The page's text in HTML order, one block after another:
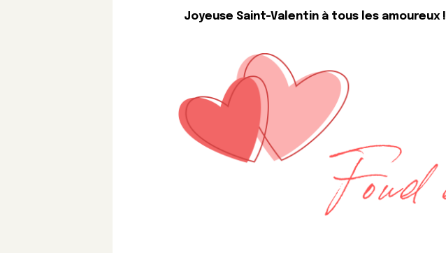
Joyeuse Saint-Valentin à tous les amoureux !